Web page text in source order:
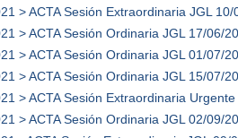
> ACTA Sesión Extraordinaria JGL 10/
> ACTA Sesión Ordinaria JGL 17/06/
> ACTA Sesión Ordinaria JGL 01/07/
> ACTA Sesión Ordinaria JGL 15/07/
> ACTA Sesión Extraordinaria
> ACTA Sesión Ordinaria JGL 02/09/